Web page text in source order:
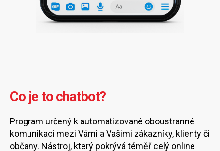
Co je to chatbot?
Program určený k automatizované oboustranné
komunikaci mezi Vámi a Vašimi zákazníky, klienty či
občany. Nástroj, který pokrývá téměř celý online